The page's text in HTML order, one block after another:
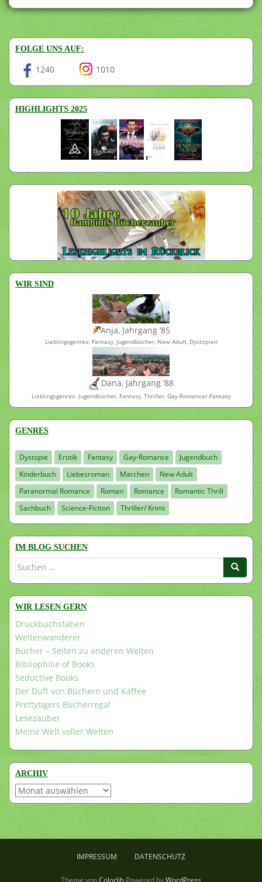
FOLGE UNS AUF:
1240 1010
HIGHLIGHTS 2025
WIR SIND
Anja, Jahrgang ’85
Lieblingsgenres: Fantasy, Jugendbücher, New Adult, Dystopien
Dana, Jahrgang ’88
Lieblingsgenres: Jugendbücher, Fantasy, Thriller, Gay-Romance/-Fantasy
GENRES
Dystopie Erotik Fantasy Gay-Romance
Jugendbuch
Kinderbuch
Liebesroman Märchen
New Adult
Paranormal Romance
Roman Romance
Romantic Thrill
Sachbuch
Science-Fiction Thriller/ Krimi
IM BLOG SUCHEN
Suchen
WIR LESEN GERN
Druckbuchstaben
Weltenwanderer
Bücher – Seiten zu anderen Welten
Bibliophilie of Books
Seductive Books
Der Duft von Büchern und Kaffee
Prettytigers Bücherregal
Lesezauber
Meine Welt voller Welten
ARCHIV
Archiv
IMPRESSUM DATENSCHUTZ
Theme vonColorlib Powered byWordPress